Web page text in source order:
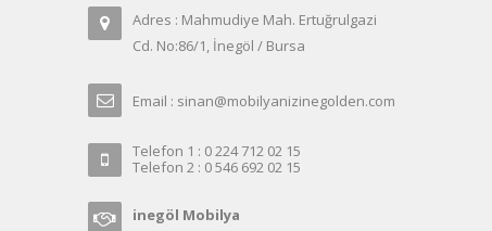
Adres : Mahmudiye Mah. Ertuğrulgazi
Cd. No:86/1, İnegöl / Bursa
Email : sinan@mobilyanizinegolden.com
Telefon 1 : 0 224 712 02 15
Telefon 2 : 0 546 692 02 15
inegöl Mobilya